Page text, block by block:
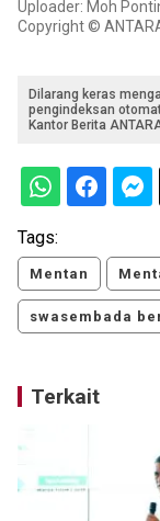
Uploader: Moh
Copyright ©
Dilarang keras
pengindeksan
Kantor Berita
Tags:
Mentan
swasembada
Terkait